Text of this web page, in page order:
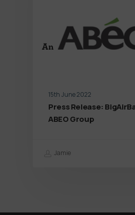
15th June 2022
Press Release:
ABEO Group
Jamie